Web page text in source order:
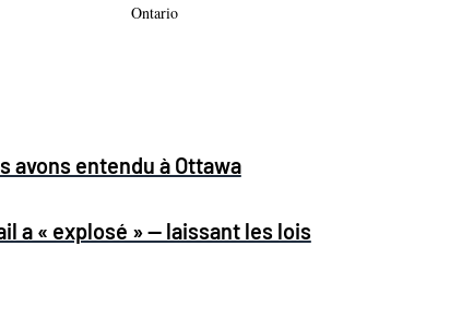
Ontario
avons entendu à Ottawa
a « explosé » — laissant les lois